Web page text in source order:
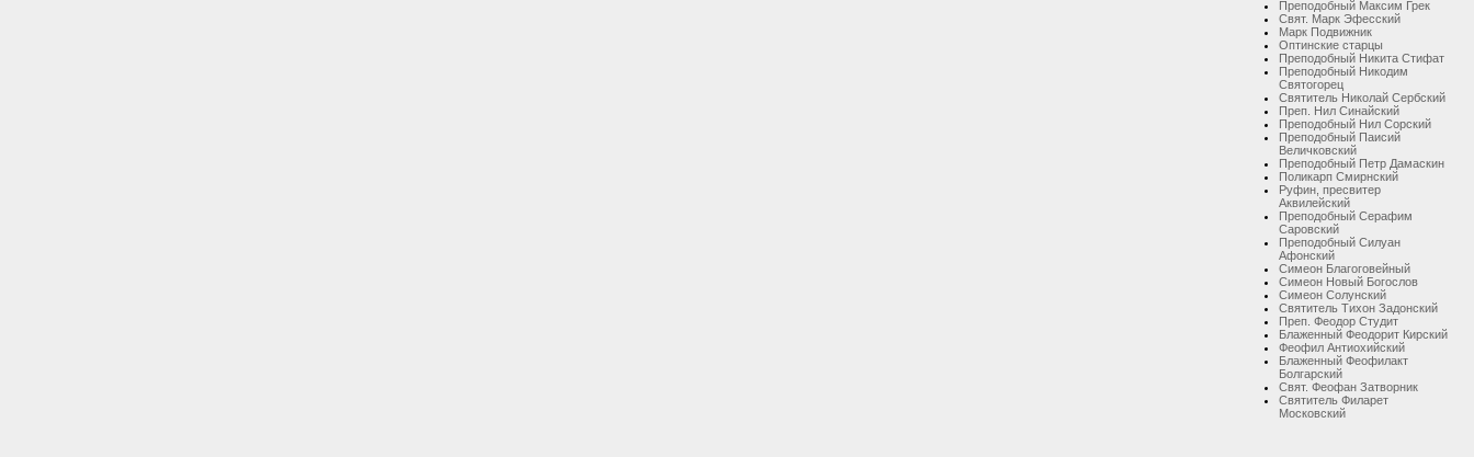
Преподобный Максим Грек
Свят. Марк Эфесский
Марк Подвижник
Оптинские старцы
Преподобный Никита Стифат
Преподобный Никодим
Святогорец
Святитель Николай Сербский
Преп. Нил Синайский
Преподобный Нил Сорский
Преподобный Паисий
Величковский
Преподобный Петр Дамаскин
Поликарп Смирнский
Руфин, пресвитер
Аквилейский
Преподобный Серафим
Саровский
Преподобный Силуан
Афонский
Симеон Благоговейный
Симеон Новый Богослов
Симеон Солунский
Святитель Тихон Задонский
Преп. Феодор Студит
Блаженный Феодорит Кирский
Феофил Антиохийский
Блаженный Феофилакт
Болгарский
Свят. Феофан Затворник
Святитель Филарет
Московский